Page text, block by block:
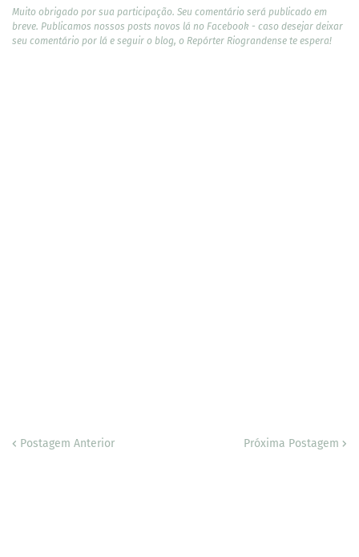
Muito obrigado por sua participação. Seu comentário será publicado em
breve. Publicamos nossos posts novos lá no Facebook - caso desejar deixar
seu comentário por lá e seguir o blog, o Repórter Riograndense te espera!
Postagem Anterior Próxima Postagem